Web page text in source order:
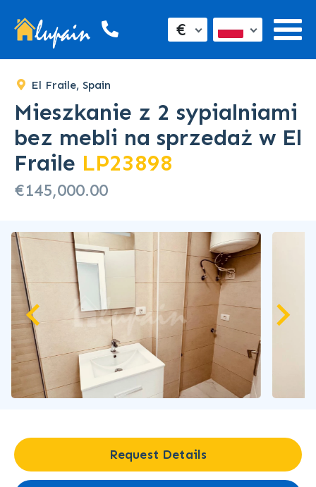
€
El Fraile, Spain
Mieszkanie z 2 sypialniami
bez mebli na sprzedaż w El
Fraile LP23898
€145,000.00
SOLD
Request Details